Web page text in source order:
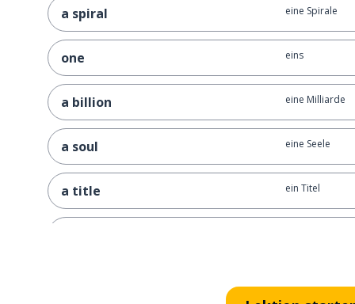
a spiral eine Spirale
one eins
a billion eine Milliarde
a soul eine Seele
a title ein Titel